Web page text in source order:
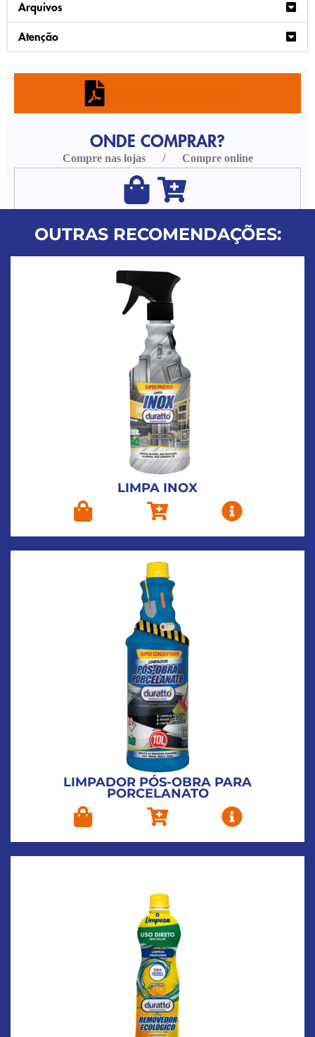
Arquivos
Atenção
ONDE COMPRAR?
Compre nas lojas / Compre online
OUTRAS RECOMENDAÇÕES:
LIMPA INOX
LIMPADOR PÓS-OBRA PARA
PORCELANATO